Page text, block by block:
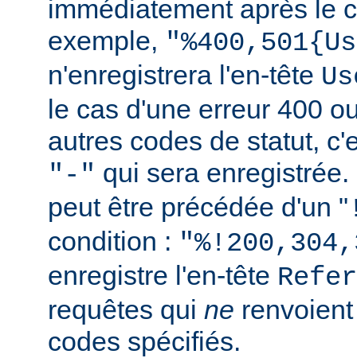
immédiatement après le
exemple,
n'enregistrera l'en-tête
le cas d'une erreur 400
autres codes de statut,
"-" qui sera
peut être précédée d'un "
condition :
enregistre l'en-tête
requêtes qui ne
codes spécifiés.